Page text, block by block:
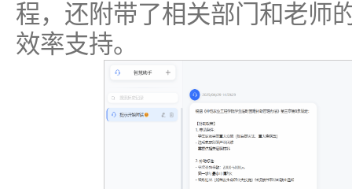
程，还附带了相关部门和老师
效率支持。